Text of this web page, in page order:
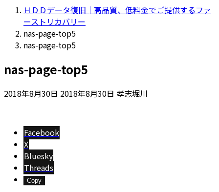
ＨＤＤデータ復旧｜高品質、低料金でご提供するファ
ーストリカバリー
nas-page-top5
nas-page-top5
nas-page-top5
2018年8月30日 最
2018年8月30日 孝志堀川
Facebook
X
Bluesky
Threads
Copy